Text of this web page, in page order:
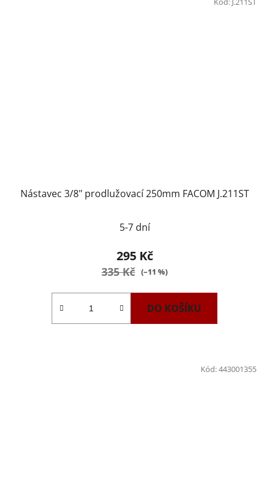
Nástavec 3/8" prodlužovací 250mm FACOM J.211ST
5-7 dní
295 Kč
335 Kč (–11 %)
DO KOŠÍKU
Kód:443001355